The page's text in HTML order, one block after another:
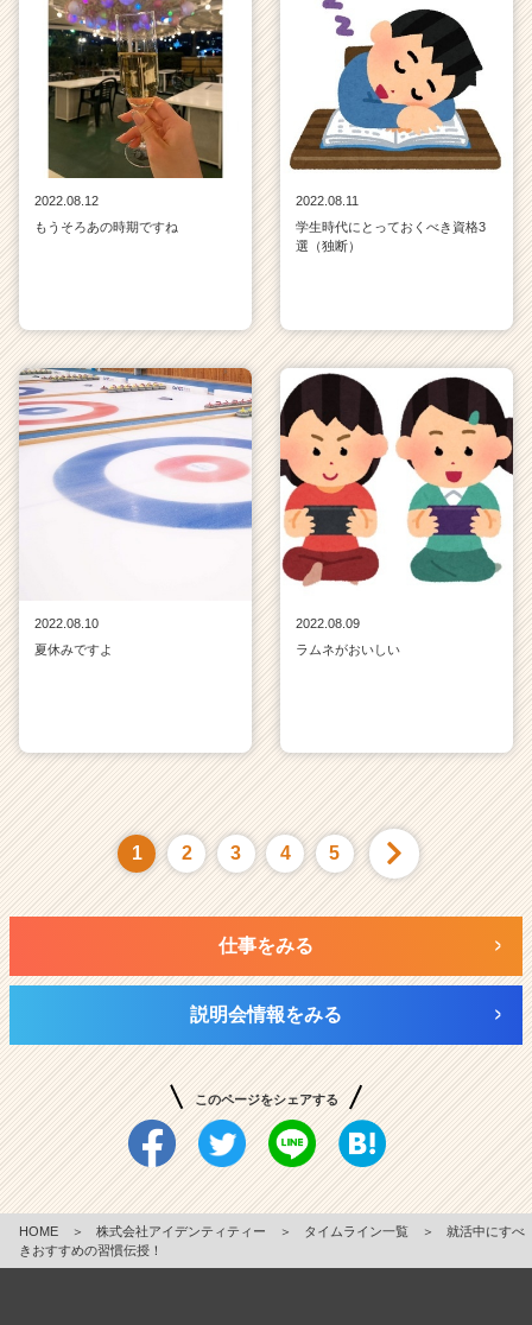
2022.08.12
もうそろあの時期ですね
2022.08.11
学生時代にとっておくべき資格3
選（独断）
2022.08.10
夏休みですよ
2022.08.09
ラムネがおいしい
1 2 3 4 5
仕事をみる
説明会情報をみる
このページをシェアする
HOME ＞ 株式会社アイデンティティー ＞ タイムライン一覧 ＞
就活中にすべ
きおすすめの習慣伝授！